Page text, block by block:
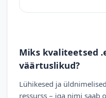
Miks kvaliteetsed
väärtuslikud?
Lühikesed ja
ressurss – iga nimi saab